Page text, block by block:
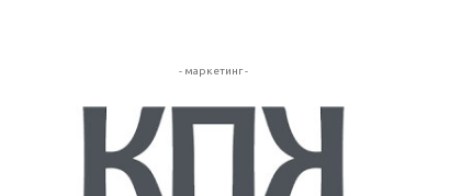
- маркетинг -